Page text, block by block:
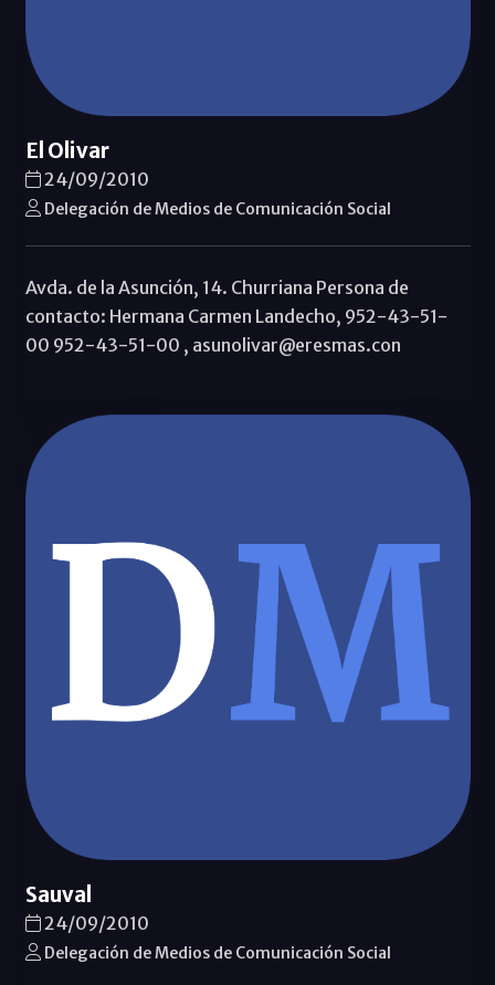
El Olivar
24/09/2010
Delegación de Medios de Comunicación Social
Avda. de la Asunción, 14. Churriana Persona de
contacto: Hermana Carmen Landecho, 952-43-51-
00 952-43-51-00 , asunolivar@eresmas.con
Sauval
24/09/2010
Delegación de Medios de Comunicación Social